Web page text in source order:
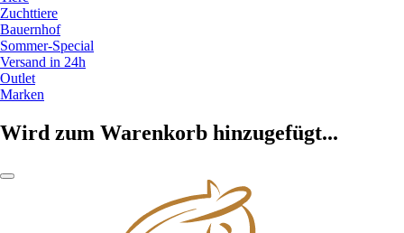
Zuchttiere
Bauernhof
Sommer-Special
Versand in 24h
Outlet
Marken
Wird zum Warenkorb hinzugefügt...